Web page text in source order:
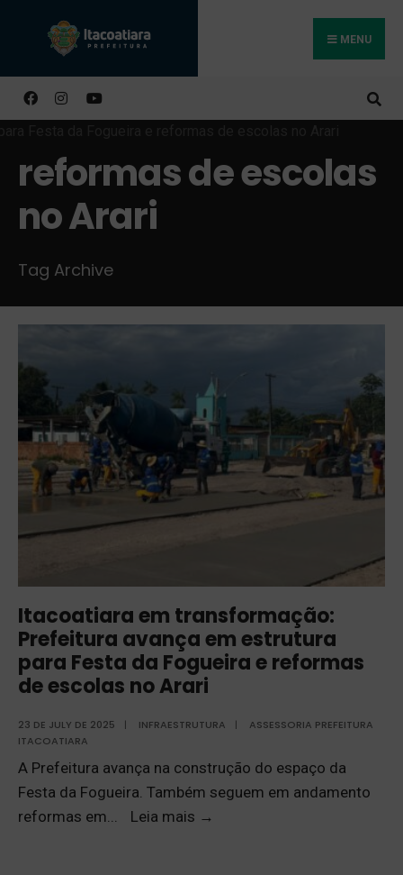
MENU
reformas de escolas
no Arari
Tag Archive
Itacoatiara em transformação:
Prefeitura avança em estrutura
para Festa da Fogueira e reformas
de escolas no Arari
23 DE JULY DE 2025 | INFRAESTRUTURA |
ASSESSORIA PREFEITURA
ITACOATIARA
A Prefeitura avança na construção do espaço da
Festa da Fogueira. Também seguem em andamento
reformas em... Leia mais →
Buscar